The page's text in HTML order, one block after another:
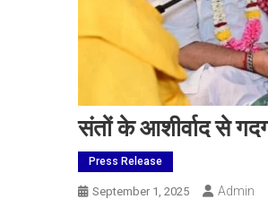
संतों के आशीर्वाद से
Press Release
September 1, 2025 Admin